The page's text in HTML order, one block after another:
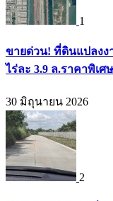
1
ขายด่วน! ที่ดินแปลงง
ไร่ละ 3.9 ล.ราคาพิเศ
30 มิถุนายน 2026
2